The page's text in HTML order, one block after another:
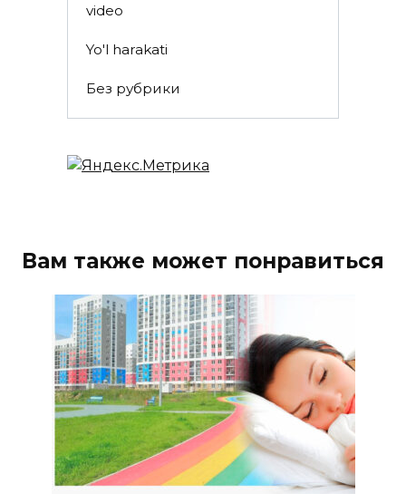
video
Yo'l harakati
Без рубрики
Вам также может понравиться